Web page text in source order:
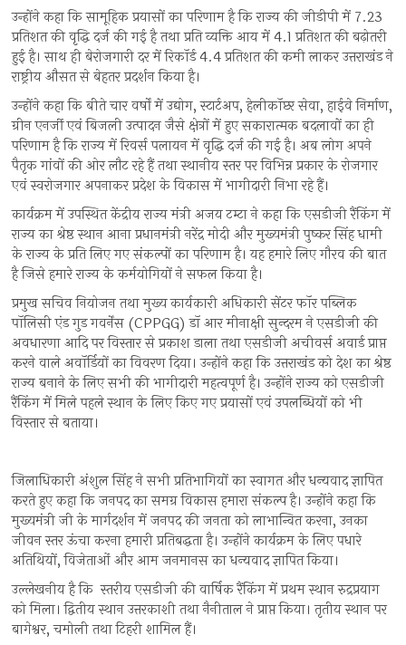
उन्होंने कहा कि सामूहिक प्रयासों का परिणाम है कि राज्य की जीडीपी में 7.23
प्रतिशत की वृद्धि दर्ज की गई है तथा प्रति व्यक्ति आय में 4.1 प्रतिशत की बढ़ोतरी
हुई है। साथ ही बेरोजगारी दर में रिकॉर्ड 4.4 प्रतिशत की कमी लाकर उत्तराखंड ने
राष्ट्रीय औसत से बेहतर प्रदर्शन किया है।
उन्होंने कहा कि बीते चार वर्षों में उद्योग, स्टार्टअप, हेलीकॉप्टर सेवा, हाईवे निर्माण,
ग्रीन एनर्जी एवं बिजली उत्पादन जैसे क्षेत्रों में हुए सकारात्मक बदलावों का ही
परिणाम है कि राज्य में रिवर्स पलायन में वृद्धि दर्ज की गई है। अब लोग अपने
पैतृक गांवों की ओर लौट रहे हैं तथा स्थानीय स्तर पर विभिन्न प्रकार के रोजगार
एवं स्वरोजगार अपनाकर प्रदेश के विकास में भागीदारी निभा रहे हैं।
कार्यक्रम में उपस्थित केंद्रीय राज्य मंत्री अजय टम्टा ने कहा कि एसडीजी रैंकिंग में
राज्य का श्रेष्ठ स्थान आना प्रधानमंत्री नरेंद्र मोदी और मुख्यमंत्री पुष्कर सिंह धामी
के राज्य के प्रति लिए गए संकल्पों का परिणाम है। यह हमारे लिए गौरव की बात
है जिसे हमारे राज्य के कर्मयोगियों ने सफल किया है।
प्रमुख सचिव नियोजन तथा मुख्य कार्यकारी अधिकारी सेंटर फॉर पब्लिक
पॉलिसी एंड गुड गवर्नेंस (CPPGG) डॉ आर मीनाक्षी सुन्दरम ने एसडीजी की
अवधारणा आदि पर विस्तार से प्रकाश डाला तथा एसडीजी अचीवर्स अवार्ड प्राप्त
करने वाले अवॉर्डियों का विवरण दिया। उन्होंने कहा कि उत्तराखंड को देश का श्रेष्ठ
राज्य बनाने के लिए सभी की भागीदारी महत्वपूर्ण है। उन्होंने राज्य को एसडीजी
रैंकिंग में मिले पहले स्थान के लिए किए गए प्रयासों एवं उपलब्धियों को भी
विस्तार से बताया।
जिलाधिकारी अंशुल सिंह ने सभी प्रतिभागियों का स्वागत और धन्यवाद ज्ञापित
करते हुए कहा कि जनपद का समग्र विकास हमारा संकल्प है। उन्होंने कहा कि
मुख्यमंत्री जी के मार्गदर्शन में जनपद की जनता को लाभान्वित करना, उनका
जीवन स्तर ऊंचा करना हमारी प्रतिबद्धता है। उन्होंने कार्यक्रम के लिए पधारे
अतिथियों, विजेताओं और आम जनमानस का धन्यवाद ज्ञापित किया।
उल्लेखनीय है कि स्तरीय एसडीजी की वार्षिक रैंकिंग में प्रथम स्थान रुद्रप्रयाग
को मिला। द्वितीय स्थान उत्तरकाशी तथा नैनीताल ने प्राप्त किया। तृतीय स्थान पर
बागेश्वर, चमोली तथा टिहरी शामिल हैं।